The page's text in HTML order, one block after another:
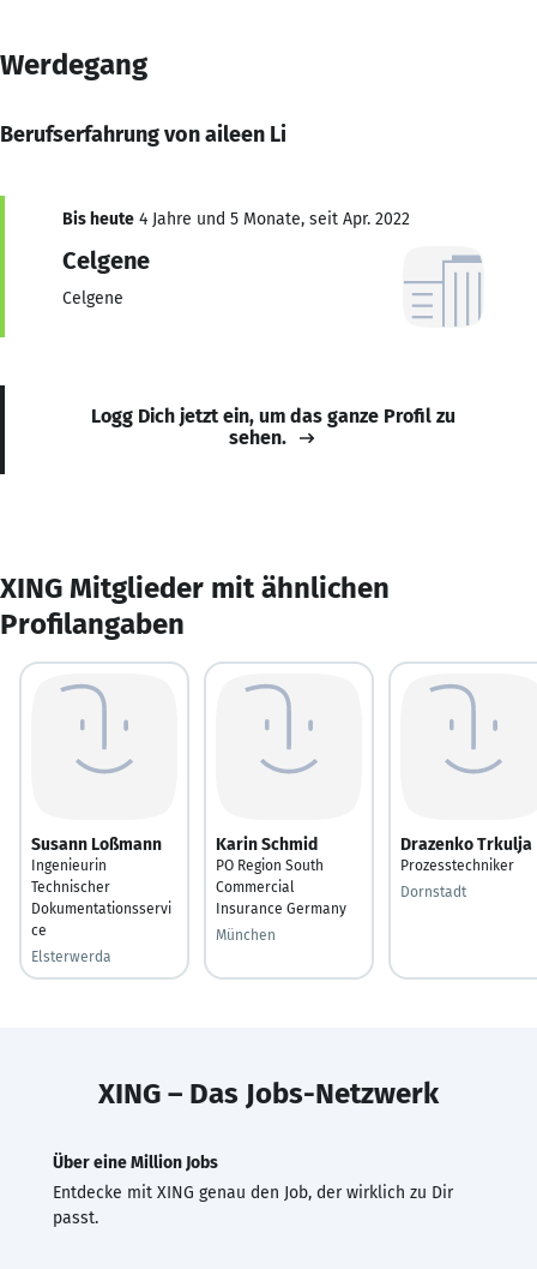
Werdegang
Berufserfahrung von aileen Li
Bis heute 4 Jahre und 5 Monate, seit Apr. 2022
Celgene
Celgene
Logg Dich jetzt ein, um das ganze Profil zu
sehen.
XING Mitglieder mit ähnlichen
Profilangaben
Susann Loßmann
Ingenieurin
Technischer
Dokumentationsservi
ce
Elsterwerda
Karin Schmid
PO Region South
Commercial
Insurance Germany
München
Drazenko Trkulja
Prozesstechniker
Dornstadt
XING – Das Jobs-Netzwerk
Über eine Million Jobs
Entdecke mit XING genau den Job, der wirklich zu Dir
passt.